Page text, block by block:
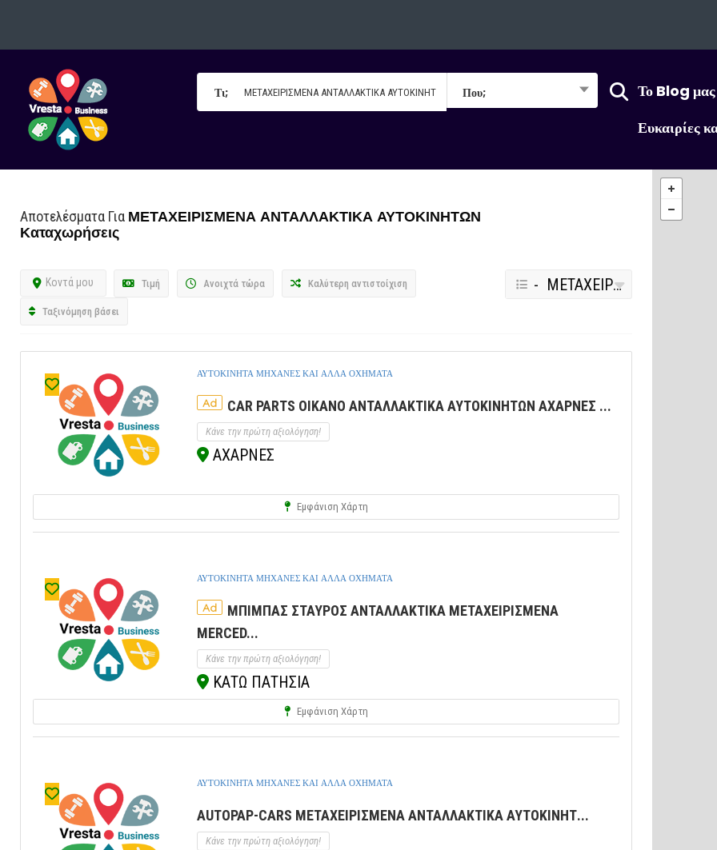
Τι; Που;
Το Blog μας
Ευκαιρίες
Αποτελέσματα Για ΜΕΤΑΧΕΙΡΙΣΜΕΝΑ ΑΝΤΑΛΛΑΚΤΙΚΑ ΑΥΤΟΚΙΝΗΤΩΝ
Καταχωρήσεις
Τιμή Ανοιχτά τώρα
Κοντά μου Καλύτερη αντιστοίχιση
Ταξινόμηση βάσει
- ΜΕΤΑΧΕΙΡΙΣΜΕΝΑ ΑΝΤΑΛΛΑΚΤΙΚΑ ΑΥΤΟΚΙΝΗΤΩΝ
ΑΥΤΟΚΙΝΗΤΑ ΜΗΧΑΝΕΣ ΚΑΙ ΑΛΛΑ ΟΧΗΜΑΤΑ
Ad CAR PARTS ΟΙΚΑΝΟ ΑΝΤΑΛΛΑΚΤΙΚΑ ΑΥΤΟΚΙΝΗΤΩΝ ΑΧΑΡΝΕΣ ...
Κάνε την πρώτη αξιολόγηση!
ΑΧΑΡΝΕΣ
Εμφάνιση Χάρτη
ΑΥΤΟΚΙΝΗΤΑ ΜΗΧΑΝΕΣ ΚΑΙ ΑΛΛΑ ΟΧΗΜΑΤΑ
Ad
ΜΠΙΜΠΑΣ ΣΤΑΥΡΟΣ ΑΝΤΑΛΛΑΚΤΙΚΑ ΜΕΤΑΧΕΙΡΙΣΜΕΝΑ
MERCED...
Κάνε την πρώτη αξιολόγηση!
ΚΑΤΩ ΠΑΤΗΣΙΑ
Εμφάνιση Χάρτη
ΑΥΤΟΚΙΝΗΤΑ ΜΗΧΑΝΕΣ ΚΑΙ ΑΛΛΑ ΟΧΗΜΑΤΑ
AUTOPAP-CARS ΜΕΤΑΧΕΙΡΙΣΜΕΝΑ ΑΝΤΑΛΛΑΚΤΙΚΑ ΑΥΤΟΚΙΝΗΤ...
Κάνε την πρώτη αξιολόγηση!